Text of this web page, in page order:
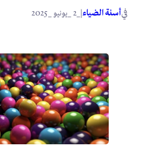
فيأسنة الضياء